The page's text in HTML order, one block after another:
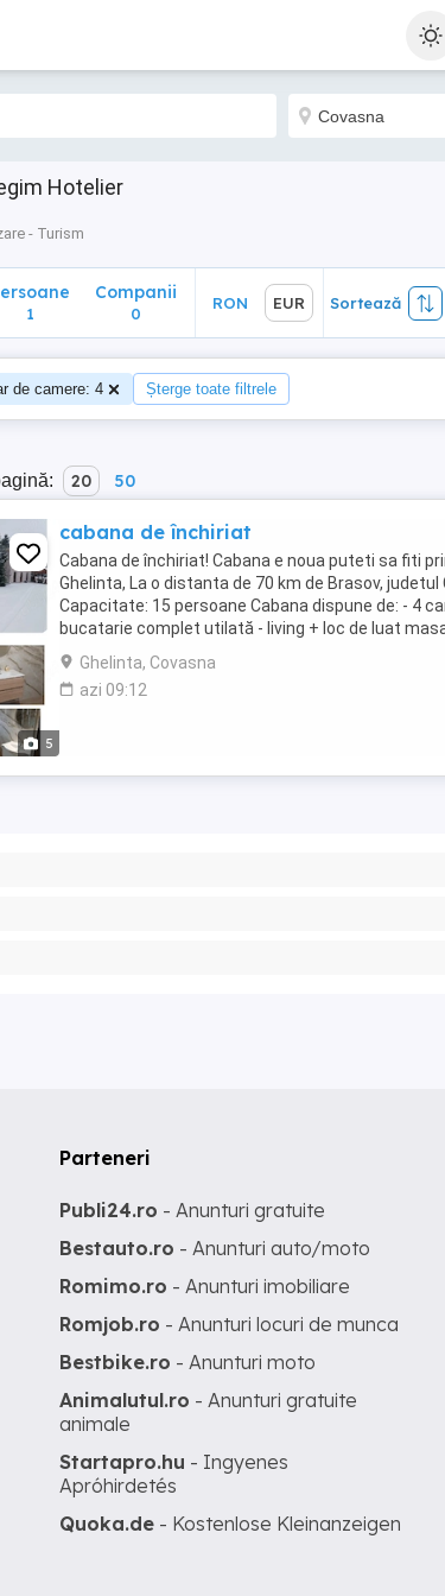
Hotelier
- Turism
1
Companii
0
RON EUR Sortează
de camere: 4 Șterge toate filtrele
20 50
5
cabana de închiriat
Cabana de închiriat! Cabana e noua puteti sa fiti
Ghelinta, La o distanta de 70 km de Brasov, judetul
Capacitate: 15 persoane Cabana dispune de: - 4
bucatarie complet utilată - living + loc de luat
grătar - ceaun - ciubăr cu ...
Ghelinta, Covasna
azi 09:12
Parteneri
Publi24.ro - Anunturi gratuite
Bestauto.ro - Anunturi auto/moto
Romimo.ro - Anunturi imobiliare
Romjob.ro - Anunturi locuri de munca
Bestbike.ro - Anunturi moto
Animalutul.ro - Anunturi gratuite
animale
Startapro.hu - Ingyenes
Apróhirdetés
Quoka.de - Kostenlose Kleinanzeigen